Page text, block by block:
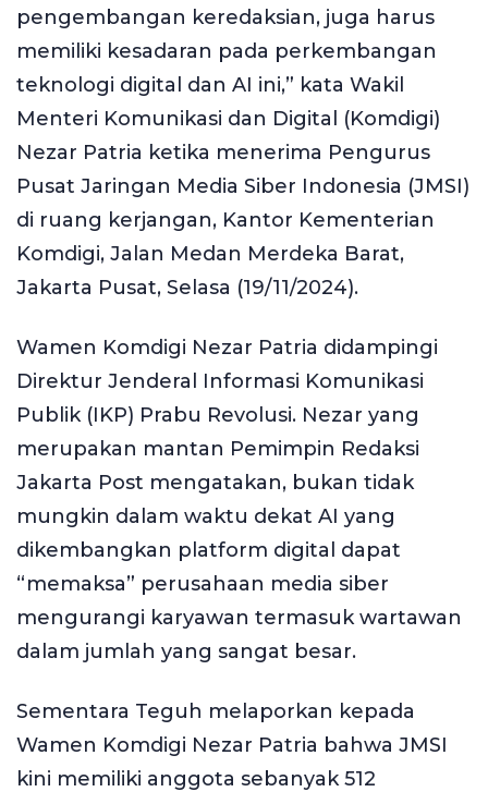
pengembangan keredaksian, juga harus
memiliki kesadaran pada perkembangan
teknologi digital dan AI ini,” kata Wakil
Menteri Komunikasi dan Digital (Komdigi)
Nezar Patria ketika menerima Pengurus
Pusat Jaringan Media Siber Indonesia (JMSI)
di ruang kerjangan, Kantor Kementerian
Komdigi, Jalan Medan Merdeka Barat,
Jakarta Pusat, Selasa (19/11/2024).
Wamen Komdigi Nezar Patria didampingi
Direktur Jenderal Informasi Komunikasi
Publik (IKP) Prabu Revolusi. Nezar yang
merupakan mantan Pemimpin Redaksi
Jakarta Post mengatakan, bukan tidak
mungkin dalam waktu dekat AI yang
dikembangkan platform digital dapat
“memaksa” perusahaan media siber
mengurangi karyawan termasuk wartawan
dalam jumlah yang sangat besar.
Sementara Teguh melaporkan kepada
Wamen Komdigi Nezar Patria bahwa JMSI
kini memiliki anggota sebanyak 512